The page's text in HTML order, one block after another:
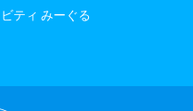
ティ みーぐる